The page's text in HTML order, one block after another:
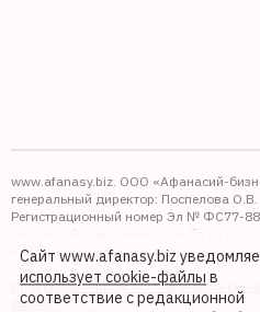
www.afanasy.biz. ООО «Афанасий-
генеральный директор: Поспелова О.В.
Регистрационный номер Эл № ФС77-
Выдано: Федеральная служба по
информационных технологий и
Правопреемником АО "Афанасий-
бизнес"
Сайт www.afanasy.biz
использует cookie-файлы в
соответствие с редакционной